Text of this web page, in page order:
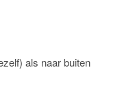
als naar buiten